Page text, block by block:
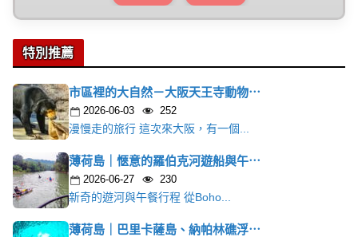
特別推薦
市區裡的大自然－大阪天王寺動物⋯
2026-06-03 252
漫慢走的旅行 這次來大阪，有一個...
薄荷島｜愜意的羅伯克河遊船與午⋯
2026-06-27 230
新奇的遊河與午餐行程 從Boho...
薄荷島｜巴里卡薩島、納帕林礁浮⋯